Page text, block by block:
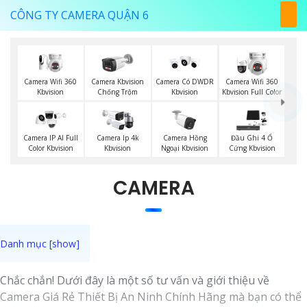
CÔNG TY CAMERA QUẬN 6
Camera Wifi 360
Kbvision
Camera Kbvision
Chống Trộm
Camera Có DWDR
Kbvision
Camera Wifi 360
Kbvision Full Color
Camera IP AI Full
Color Kbvision
Camera Ip 4k
Kbvision
Camera Hồng
Ngoại Kbvision
Đầu Ghi 4 Ổ
Cứng Kbvision
CAMERA
Chắc chắn! Dưới đây là một số tư vấn và giới thiệu về
Camera Giá Rẻ Thiết Bị An Ninh Chính Hãng mà bạn có thể